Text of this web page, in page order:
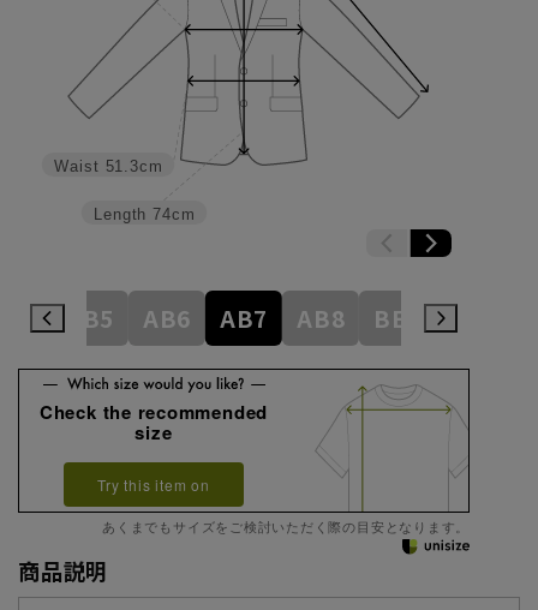
Length 74cm
Waist 51.3cm
AB5 AB6 AB7 AB8 BE3 BE4
Check the recommended
size
Try this item on
あくまでもサイズをご検討いただく際の目安となります。
商品説明